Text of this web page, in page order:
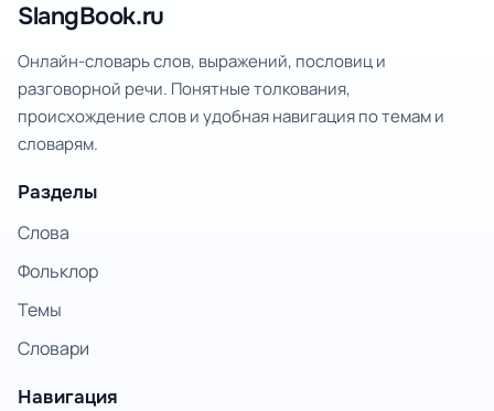
SlangBook.ru
Онлайн-словарь слов, выражений, пословиц и
разговорной речи. Понятные толкования,
происхождение слов и удобная навигация по темам и
словарям.
Разделы
Слова
Фольклор
Темы
Словари
Навигация